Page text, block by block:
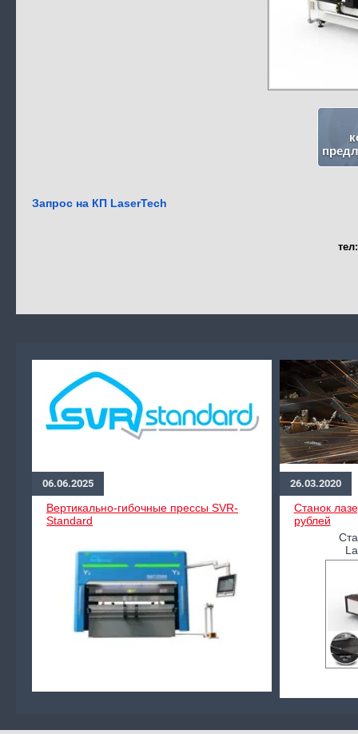
Запрос на КП LaserTech
06.06.2025
Вертикально-гибочные прессы SVR-
Standard
26.03.2020
Станок
рублей